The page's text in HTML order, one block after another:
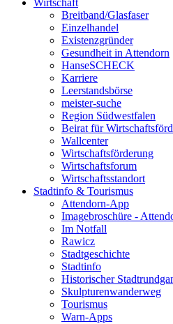
Wirtschaft
Breitband/Glasfaser
Einzelhandel
Existenzgründer
Gesundheit in Attendorn
HanseSCHECK
Karriere
Leerstandsbörse
meister-suche
Region Südwestfalen
Beirat für
Wallcenter
Wirtschaftsförderung
Wirtschaftsforum
Wirtschaftsstandort
Stadtinfo & Tourismus
Attendorn-App
Imagebroschüre -
Im Notfall
Rawicz
Stadtgeschichte
Stadtinfo
Historischer
Skulpturenwanderweg
Tourismus
Warn-Apps